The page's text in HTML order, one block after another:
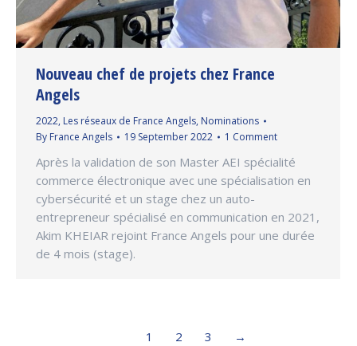
Nouveau chef de projets chez France
Angels
2022, Les réseaux de France Angels, Nominations
By France Angels 19 September 2022 1 Comment
Après la validation de son Master AEI spécialité
commerce électronique avec une spécialisation en
cybersécurité et un stage chez un auto-
entrepreneur spécialisé en communication en 2021,
Akim KHEIAR rejoint France Angels pour une durée
de 4 mois (stage).
1 2 3 →